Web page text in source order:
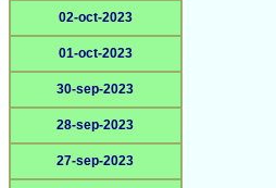
02-oct-2023
01-oct-2023
30-sep-2023
28-sep-2023
27-sep-2023